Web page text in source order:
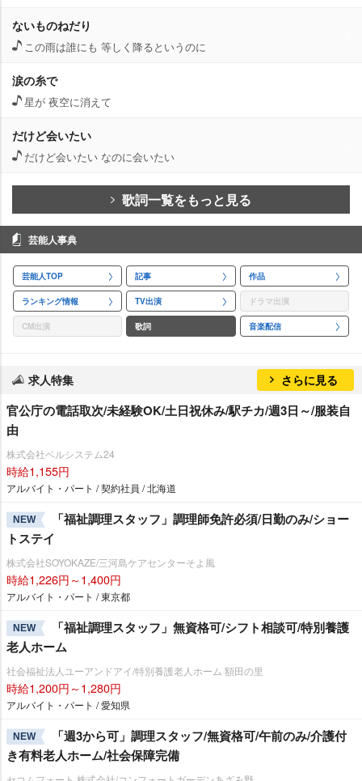
ないものねだり
この雨は誰にも 等しく降るというのに
涙の糸で
星が 夜空に消えて
だけど会いたい
だけど会いたい なのに会いたい
歌詞一覧をもっと見る
芸能人事典
芸能人TOP 記事 作品
ランキング情報 TV出演 ドラマ出演
CM出演 歌詞 音楽配信
求人特集 さらに見る
官公庁の電話取次/未経験OK/土日祝休み/駅チカ/週3日～/服装自
由
株式会社ベルシステム24
時給1,155円
アルバイト・パート / 契約社員 / 北海道
NEW
「福祉調理スタッフ」調理師免許必須/日勤のみ/ショー
トステイ
株式会社SOYOKAZE/三河島ケアセンターそよ風
時給1,226円～1,400円
アルバイト・パート / 東京都
NEW
「福祉調理スタッフ」無資格可/シフト相談可/特別養護
老人ホーム
社会福祉法人ユーアンドアイ/特別養護老人ホーム 額田の里
時給1,200円～1,280円
アルバイト・パート / 愛知県
NEW
「週3から可」調理スタッフ/無資格可/午前のみ/介護付
き有料老人ホーム/社会保障完備